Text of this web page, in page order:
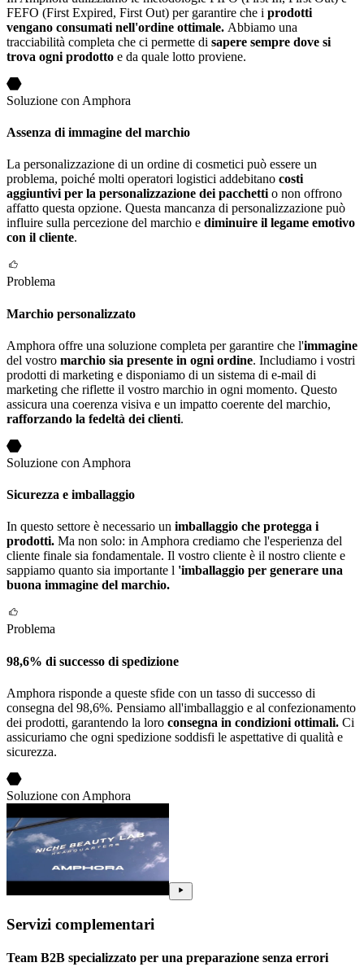
FEFO (First Expired, First Out) per garantire che i prodotti
vengano consumati nell'ordine ottimale. Abbiamo una
tracciabilità completa che ci permette di sapere sempre dove si
trova ogni prodotto e da quale lotto proviene.
Soluzione con Amphora
Assenza di immagine del marchio
La personalizzazione di un ordine di cosmetici può essere un
problema, poiché molti operatori logistici addebitano costi
aggiuntivi per la personalizzazione dei pacchetti o non offrono
affatto questa opzione. Questa mancanza di personalizzazione può
influire sulla percezione del marchio e diminuire il legame emotivo
con il cliente.
Problema
Marchio personalizzato
Amphora offre una soluzione completa per garantire che l'immagine
del vostro marchio sia presente in ogni ordine. Includiamo i vostri
prodotti di marketing e disponiamo di un sistema di e-mail di
marketing che riflette il vostro marchio in ogni momento. Questo
assicura una coerenza visiva e un impatto coerente del marchio,
rafforzando la fedeltà dei clienti.
Soluzione con Amphora
Sicurezza e imballaggio
In questo settore è necessario un imballaggio che protegga i
prodotti. Ma non solo: in Amphora crediamo che l'esperienza del
cliente finale sia fondamentale. Il vostro cliente è il nostro cliente e
sappiamo quanto sia importante l 'imballaggio per generare una
buona immagine del marchio.
Problema
98,6% di successo di spedizione
Amphora risponde a queste sfide con un tasso di successo di
consegna del 98,6%. Pensiamo all'imballaggio e al confezionamento
dei prodotti, garantendo la loro consegna in condizioni ottimali. Ci
assicuriamo che ogni spedizione soddisfi le aspettative di qualità e
sicurezza.
Soluzione con Amphora
Servizi complementari
Team B2B specializzato per una preparazione senza errori